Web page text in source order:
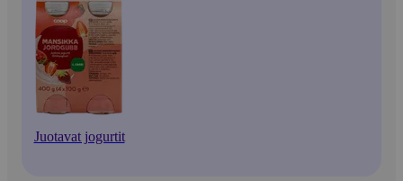
Juotavat jogurtit